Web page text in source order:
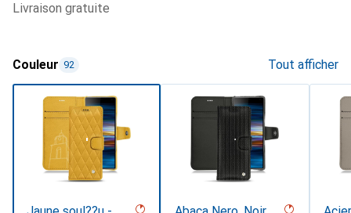
livraison gratuite
Couleur 92 Tout afficher